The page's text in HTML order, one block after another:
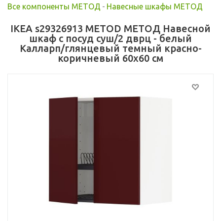
Все компоненты МЕТОД - Навесные шкафы МЕТОД
IKEA s29326913 METOD МЕТОД Навесной
шкаф с посуд суш/2 дврц - белый
Калларп/глянцевый темный красно-
коричневый 60x60 см